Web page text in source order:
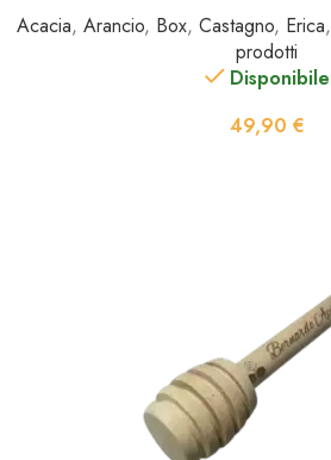
Acacia, Arancio, Box, Castagno, Erica,
prodotti
Disponibile
49,90 €